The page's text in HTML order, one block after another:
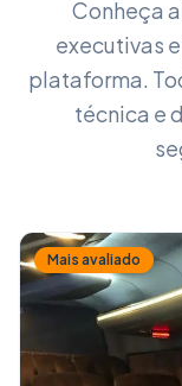
Conheça
executivas
plataforma.
técnica e
Mais avaliado